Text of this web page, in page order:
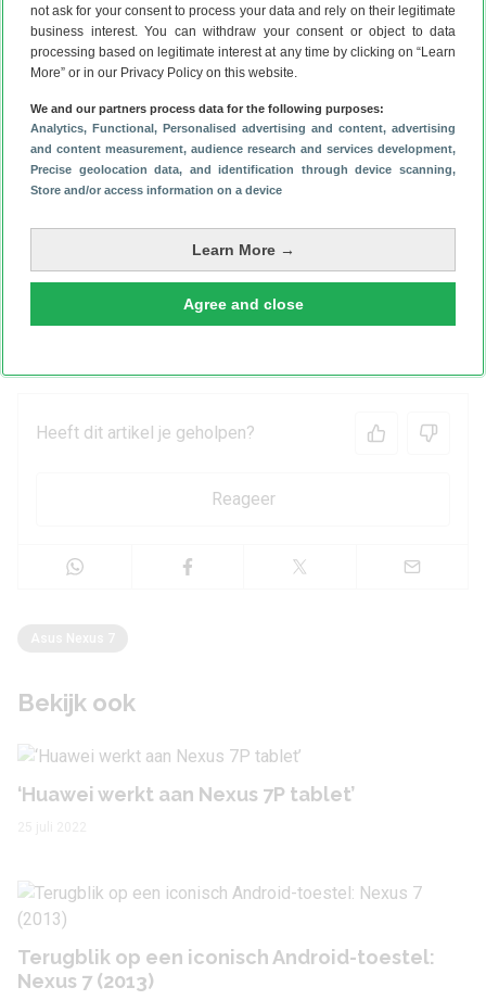
not ask for your consent to process your data and rely on their legitimate
business interest. You can withdraw your consent or object to data
processing based on legitimate interest at any time by clicking on “Learn
More” or in our Privacy Policy on this website.
We and our partners process data for the following purposes:
Analytics, Functional, Personalised advertising and content, advertising
and content measurement, audience research and services development,
Precise geolocation data, and identification through device scanning,
Store and/or access information on a device
Learn More →
Agree and close
Heeft dit artikel je geholpen?
Reageer
Bekijk ook
‘Huawei werkt aan Nexus 7P tablet’
Terugblik op een iconisch Android-toestel:
Nexus 7 (2013)